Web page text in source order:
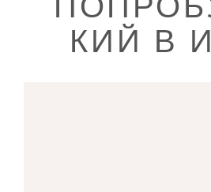
КИЙ В